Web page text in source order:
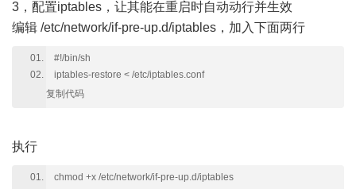
3，配置iptables，让其能在重启时自动动行并生效
编辑 /etc/network/if-pre-up.d/iptables，加入下面两行
#!/bin/sh
iptables-restore < /etc/iptables.conf
复制代码
执行
chmod +x /etc/network/if-pre-up.d/iptables